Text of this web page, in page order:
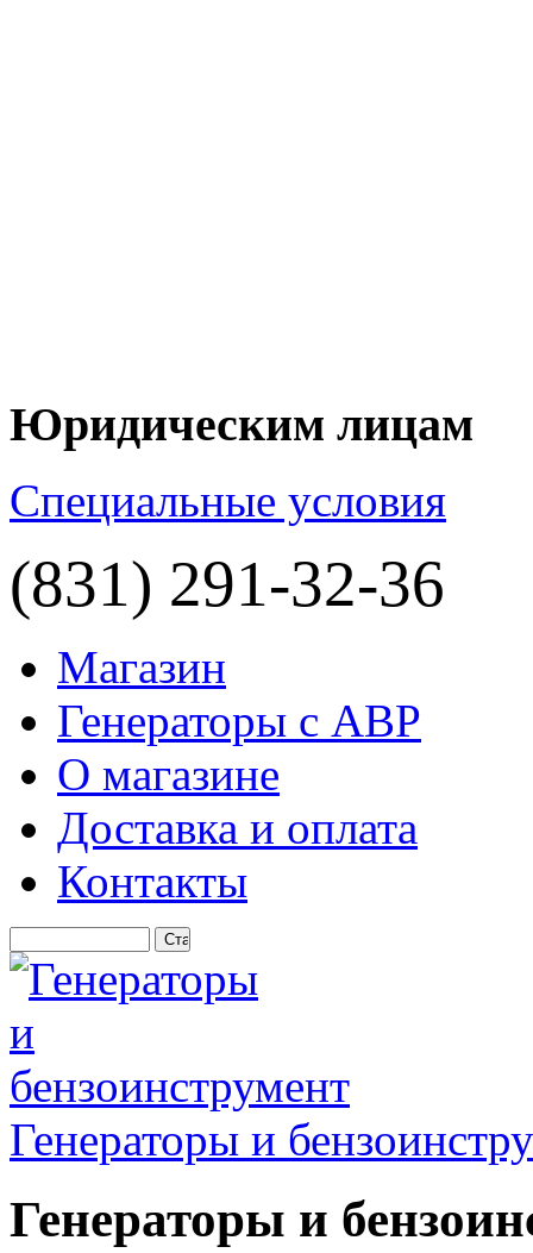
Юридическим лицам
Специальные условия
(831) 291-32-36
Магазин
Генераторы с АВР
О магазине
Доставка и оплата
Контакты
Генераторы и
Генераторы и